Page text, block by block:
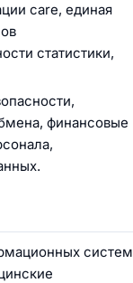
care, единая
статистики,
финансовые
систем